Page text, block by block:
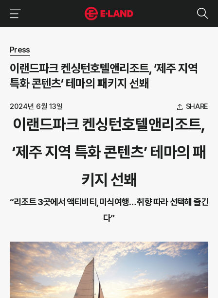
뉴스 상세보기
Press
이랜드파크 켄싱턴호텔앤리조트, ‘제주 지역
특화 콘텐츠’ 테마의 패키지 선봬
2024년 6월 13일 SHARE
이랜드파크 켄싱턴호텔앤리조트,
‘제주 지역 특화 콘텐츠’ 테마의 패
키지 선봬
“리조트 3곳에서 액티비티, 미식여행… 취향 따라 선택해 즐긴
다”